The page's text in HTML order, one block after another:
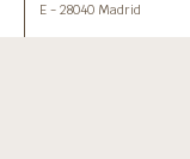
E - 28040 Madrid